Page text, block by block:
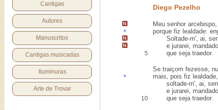
Cantigas
Autores
Manuscritos
Cantigas musicadas
Iluminuras
Arte de Trovar
Diego Pezelho
Meu senhor arcebispo
porque fiz lealdade:
Soltade-m', ai,
e jurarei, mandado
5 que seja traedor.
Se traiçom fezesse,
mais, pois fiz
soltade-m', ai,
e jurarei,
10 que seja traedor.